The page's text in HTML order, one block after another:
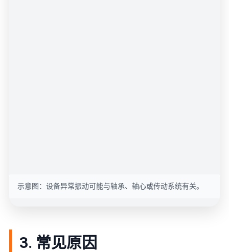
示意图：设备异常振动可能与轴承、轴心或传动系统有关。
3. 常见原因